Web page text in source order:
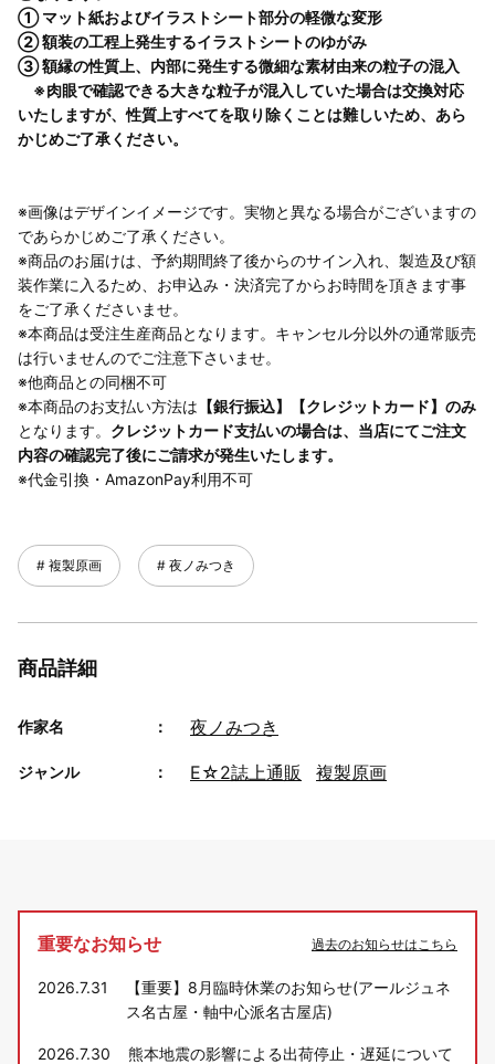
① マット紙およびイラストシート部分の軽微な変形
② 額装の工程上発生するイラストシートのゆがみ
③ 額縁の性質上、内部に発生する微細な素材由来の粒子の混入
※肉眼で確認できる大きな粒子が混入していた場合は交換対応
いたしますが、性質上すべてを取り除くことは難しいため、あら
かじめご了承ください。
※画像はデザインイメージです。実物と異なる場合がございますの
であらかじめご了承ください。
※商品のお届けは、予約期間終了後からのサイン入れ、製造及び額
装作業に入るため、お申込み・決済完了からお時間を頂きます事
をご了承くださいませ。
※本商品は受注生産商品となります。キャンセル分以外の通常販売
は行いませんのでご注意下さいませ。
※他商品との同梱不可
※本商品のお支払い方法は 【銀行振込】【クレジットカード】のみ
となります。 クレジットカード支払いの場合は、当店にてご注文
内容の確認完了後にご請求が発生いたします。
※代金引換・AmazonPay利用不可
複製原画 夜ノみつき
商品詳細
作家名 夜ノみつき
ジャンル E☆2誌上通販 複製原画
重要なお知らせ 過去のお知らせはこちら
2026.7.31
【重要】8月臨時休業のお知らせ(アールジュネ
ス名古屋・軸中心派名古屋店)
2026.7.30 熊本地震の影響による出荷停止・遅延について